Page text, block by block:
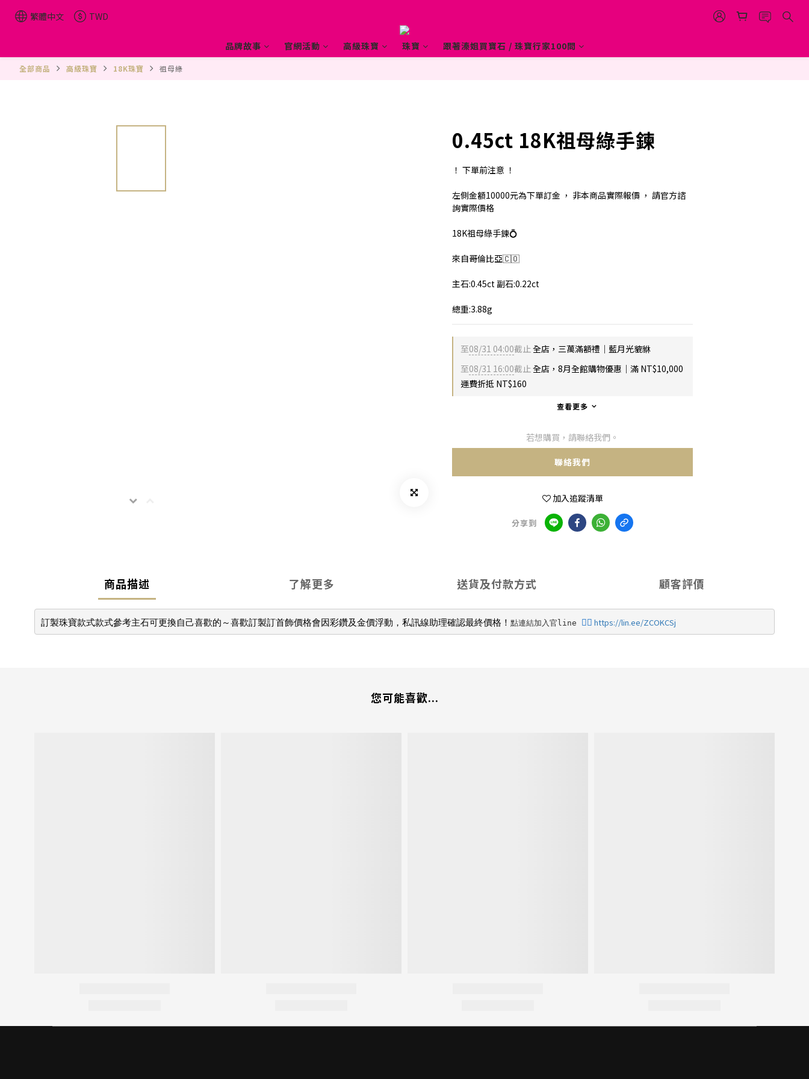
繁體中文 TWD
品牌故事 官網活動 高級珠寶 珠寶 跟著溱姐買寶石 / 珠寶行家100問
全部商品 高級珠寶 18K珠寶 祖母綠
0.45ct 18K祖母綠手鍊
！ 下單前注意 ！
左側金額10000元為下單訂金 ， 非本商品實際報價 ， 請官方諮
詢實際價格
18K祖母綠手鍊💍
來自哥倫比亞🇨🇴
主石:0.45ct 副石:0.22ct
總重:3.88g
至08/31 04:00截止全店，三萬滿額禮｜藍月光貔貅
至08/31 16:00截止全店，8月全館購物優惠｜滿 NT$10,000
運費折抵 NT$160
查看更多
若想購買，請聯絡我們。
聯絡我們
加入追蹤清單
分享到
商品描述 了解更多 送貨及付款方式 顧客評價
訂製珠寶款式款式參考主石可更換自己喜歡的～喜歡訂製訂首飾價格會因彩鑽及金價浮動，私訊線助理確認最終價格！ 點連結加入官line 👉🏻 https://lin.ee/ZCOKCSj
您可能喜歡...